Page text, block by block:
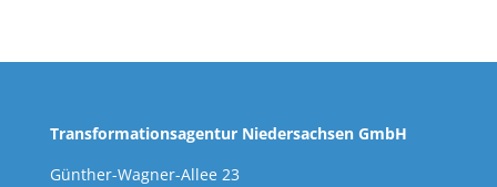
Transformationsagentur Niedersachsen GmbH
Günther-Wagner-Allee 23